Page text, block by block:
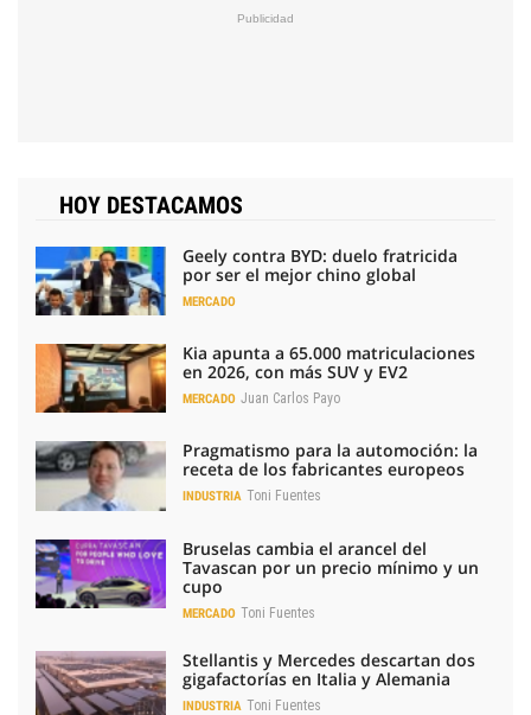
HOY DESTACAMOS
Geely contra BYD: duelo fratricida
por ser el mejor chino global
MERCADO
Kia apunta a 65.000 matriculaciones
en 2026, con más SUV y EV2
MERCADO Juan Carlos Payo
Pragmatismo para la automoción: la
receta de los fabricantes europeos
INDUSTRIA Toni Fuentes
Bruselas cambia el arancel del
Tavascan por un precio mínimo y un
cupo
MERCADO Toni Fuentes
Stellantis y Mercedes descartan dos
gigafactorías en Italia y Alemania
INDUSTRIA Toni Fuentes